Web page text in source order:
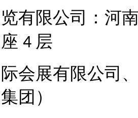
有限公司：河
座 4 层
会展有限公司
团）